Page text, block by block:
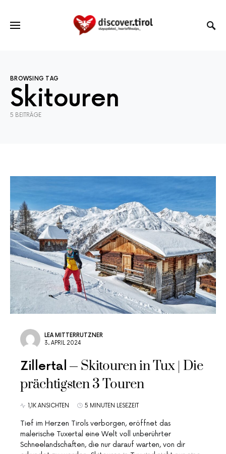
BROWSING TAG
Skitouren
5 BEITRÄGE
LEA MITTERRUTZNER
3. APRIL 2024
Zillertal
Skitouren in Tux | Die
prächtigsten 3 Touren
1,1K ANSICHTEN 5 MINUTEN LESEZEIT
Tief im Herzen Tirols verborgen, eröffnet das
malerische Tuxertal eine Welt voll unberührter
Schneelandschaften, die nur darauf warten, von dir